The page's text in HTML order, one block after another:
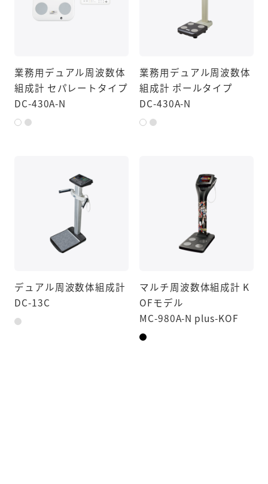
業務用デュアル周波数体
組成計 セパレートタイプ
DC-430A-N
業務用デュアル周波数体
組成計 ポールタイプ
DC-430A-N
デュアル周波数体組成計
DC-13C
マルチ周波数体組成計 K
OFモデル
MC-980A-N plus-KOF